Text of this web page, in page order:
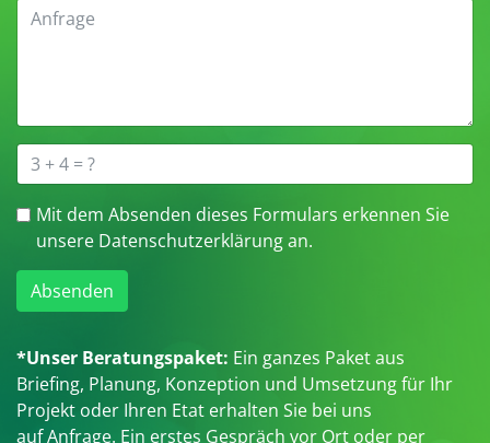
Mit dem Absenden dieses Formulars erkennen Sie
unsere Datenschutzerklärung an.
Absenden
*Unser Beratungspaket: Ein ganzes Paket aus
Briefing, Planung, Konzeption und Umsetzung für Ihr
Projekt oder Ihren Etat erhalten Sie bei uns
auf Anfrage. Ein erstes Gespräch vor Ort oder per